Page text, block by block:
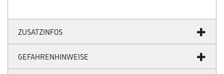
ZUSATZINFOS
GEFAHRENHINWEISE